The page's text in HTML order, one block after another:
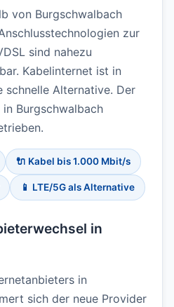
von Burgschwalbach
zur
sind nahezu
Kabelinternet ist in
schnelle Alternative. Der
Burgschwalbach
🔌 Kabel bis 1.000 Mbit/s
📱 LTE/5G als Alternative
in
in
sich der neue Provider